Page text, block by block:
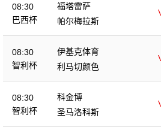
08:30
巴西杯
福塔雷萨
帕尔梅拉斯
08:30
智利杯
伊基克体育
利马切颜色
08:30
智利杯
科金博
圣马洛科斯